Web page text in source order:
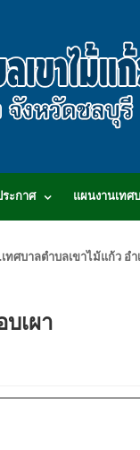
ระกาศ แผนงานเทศ
ทศบาลตำบลเขาไม้แก้ว อ
เผา